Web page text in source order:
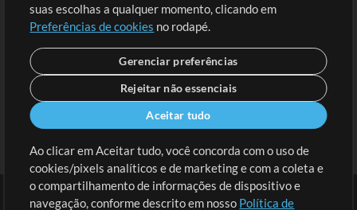
Envie seu conteúdo
Playlist
MT Conference
suas escolhas a qualquer momento, clicando em
Preferências de cookies no rodapé.
Gerenciar preferências
Rejeitar não essenciais
Aceitar tudo
Ao clicar em Aceitar tudo, você concorda com o uso de
cookies/pixels analíticos e de marketing e com a coleta e
o compartilhamento de informações de dispositivo e
navegação, conforme descrito em nosso Política de